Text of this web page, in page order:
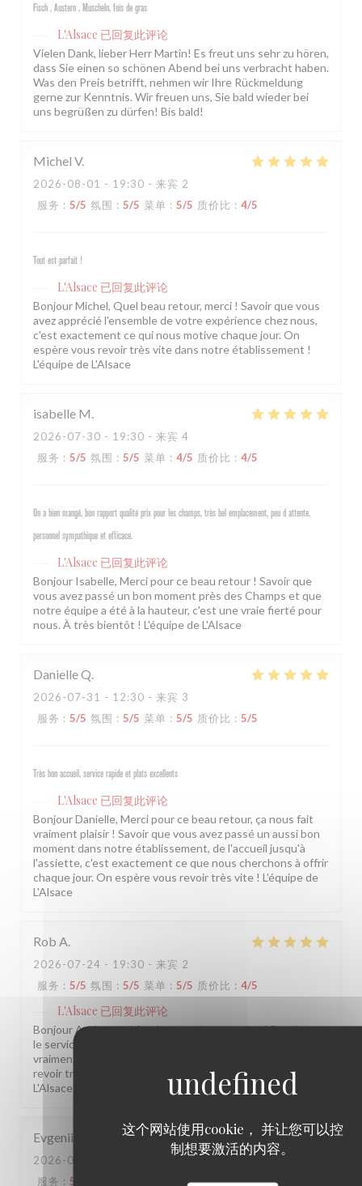
这个网站使用cookie， 并让您可以控
制想要激活的内容。
Fisch , Austern , Muscheln, fois de gras
L'Alsace 已回复此评论
Vielen Dank, lieber Herr Martin! Es freut uns sehr zu hören,
dass Sie einen so schönen Abend bei uns verbracht haben.
Was den Preis betrifft, nehmen wir Ihre Rückmeldung
gerne zur Kenntnis. Wir freuen uns, Sie bald wieder bei
uns begrüßen zu dürfen! Bis bald!
Michel V
2026-08-01 - 19:30 - 来宾 2
服务 : 5/5 氛围 : 5/5 菜单 : 5/5 质价比 : 4/5
Tout est parfait !
L'Alsace 已回复此评论
Bonjour Michel, Quel beau retour, merci ! Savoir que vous
avez apprécié l'ensemble de votre expérience chez nous,
c'est exactement ce qui nous motive chaque jour. On
espère vous revoir très vite dans notre établissement !
L'équipe de L'Alsace
isabelle M
2026-07-30 - 19:30 - 来宾 4
服务 : 5/5 氛围 : 5/5 菜单 : 4/5 质价比 : 4/5
On a bien mangé, bon rapport qualité prix pour les champs, très bel emplacement, peu d attente,
personnel sympathique et efficace.
L'Alsace 已回复此评论
Bonjour Isabelle, Merci pour ce beau retour ! Savoir que
vous avez passé un bon moment près des Champs et que
notre équipe a été à la hauteur, c'est une vraie fierté pour
nous. À très bientôt ! L'équipe de L'Alsace
DanielleQ
2026-07-31 - 12:30 - 来宾 3
服务 : 5/5 氛围 : 5/5 菜单 : 5/5 质价比 : 5/5
Très bon accueil, service rapide et plats excellents
L'Alsace 已回复此评论
Bonjour Danielle, Merci pour ce beau retour, ça nous fait
vraiment plaisir ! Savoir que vous avez passé un aussi bon
moment dans notre établissement, de l'accueil jusqu'à
l'assiette, c'est exactement ce que nous cherchons à offrir
chaque jour. On espère vous revoir très vite ! L'équipe de
L'Alsace
Rob A
2026-07-24 - 19:30 - 来宾 2
服务 : 5/5 氛围 : 5/5 菜单 : 5/5 质价比 : 4/5
L'Alsace 已回复此评论
Bonjour Anderson, Merci pour ce beau retour ! Savoir que
le service, la cuisine et l'ambiance vous ont conquis, c'est
vraiment ce qui nous anime au quotidien. On espère vous
revoir très vite dans notre établissement ! L'équipe de
L'Alsace
Evgenii
2026-07-30
- 13:30 - 来宾 2
服务 : 5 /5 质价比: 5/5